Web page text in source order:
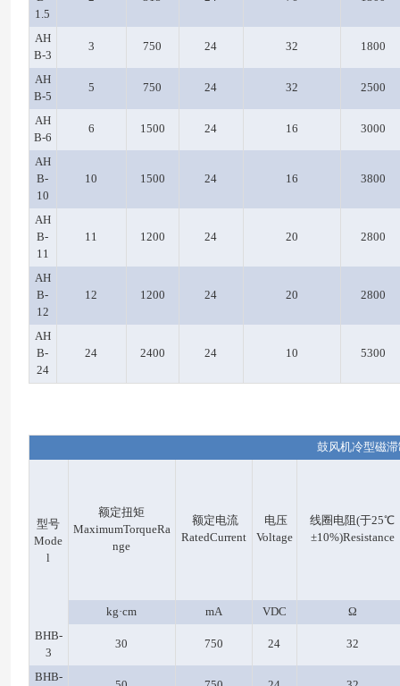
1.5
AH
B-3
3 750 24 32 1800
AH
B-5
5 750 24 32 2500
AH
B-6
6 1500 24 16 3000
AH
B-
10
10 1500 24 16 3800
AH
B-
11
11 1200 24 20 2800
AH
B-
12
12 1200 24 20 2800
AH
B-
24
24 2400 24 10 5300
鼓风机冷型磁
型号
Mode
l
额定扭矩
MaximumTorqueRa
nge
额定电流
RatedCurrent
电压
Voltage
线圈电阻(于25℃
±10%)Resistance
kg·cm mA VDC
Ω
BHB-
3
30 750 24 32
BHB-